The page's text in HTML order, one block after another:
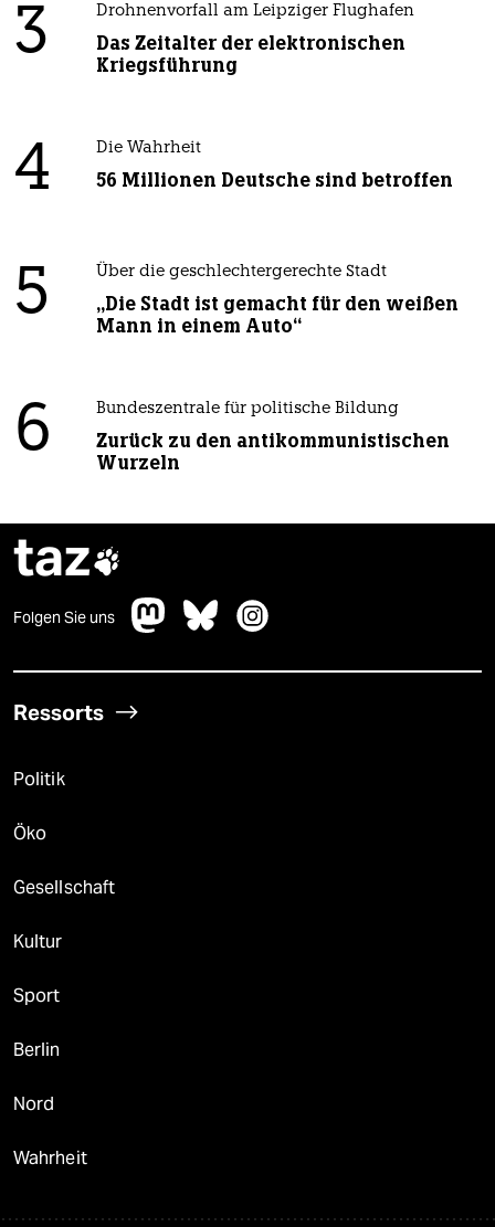
3 Drohnenvorfall am Leipziger Flughafen
Das Zeitalter der elektronischen
Kriegsführung
4 Die Wahrheit
56 Millionen Deutsche sind betroffen
5 Über die geschlechtergerechte Stadt
„Die Stadt ist gemacht für den weißen
Mann in einem Auto“
6 Bundeszentrale für politische Bildung
Zurück zu den antikommunistischen
Wurzeln
taz
Folgen Sie uns
Ressorts
Politik
Öko
Gesellschaft
Kultur
Sport
Berlin
Nord
Wahrheit